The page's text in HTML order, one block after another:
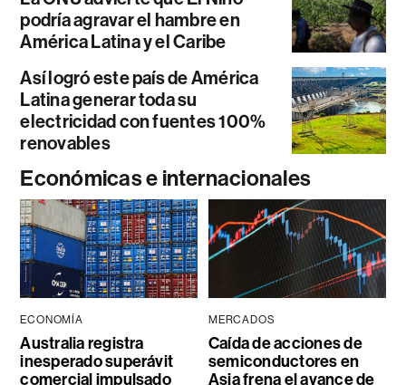
podría agravar el hambre en
América Latina y el Caribe
Así logró este país de América
Latina generar toda su
electricidad con fuentes 100%
renovables
Económicas e internacionales
ECONOMÍA
Australia registra
inesperado superávit
comercial impulsado
MERCADOS
Caída de acciones de
semiconductores en
Asia frena el avance de